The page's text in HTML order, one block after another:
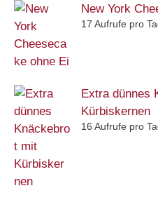
New York
17 Aufrufe pro
Extra dünnes
Kürbiskernen
16 Aufrufe pro